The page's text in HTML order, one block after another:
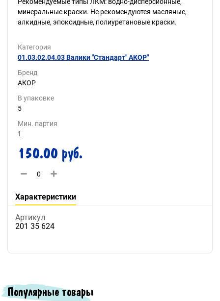
минеральные краски. Не рекомендуются масляные,
алкидные, эпоксидные, полиуретановые краски.
Категория
01.03.02.04.03 Валики "Стандарт" АКОР"
Бренд
АКОР
В упаковке
5
Мин. партия
1
150.00 руб.
Характеристики
Артикул
201 35 624
Популярные товары